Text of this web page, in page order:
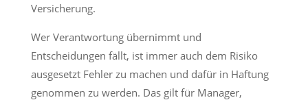
Versicherung.
Wer Verantwortung übernimmt und
Entscheidungen fällt, ist immer auch dem Risiko
ausgesetzt Fehler zu machen und dafür in Haftung
genommen zu werden. Das gilt für Manager,